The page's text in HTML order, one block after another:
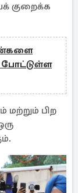
குறைக்க
போட்டுள்ள
மற்றும் பிற